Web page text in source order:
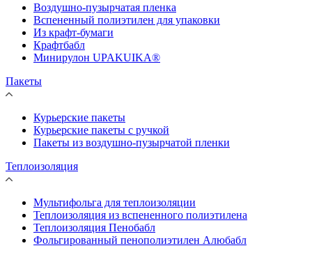
Воздушно-пузырчатая пленка
Вспененный полиэтилен для упаковки
Из крафт-бумаги
Крафтбабл
Минирулон UPAKUIKA®
Пакеты
Курьерские пакеты
Курьерские пакеты с ручкой
Пакеты из воздушно-пузырчатой пленки
Теплоизоляция
Мультифольга для теплоизоляции
Теплоизоляция из вспененного полиэтилена
Теплоизоляция Пенобабл
Фольгированный пенополиэтилен Алюбабл